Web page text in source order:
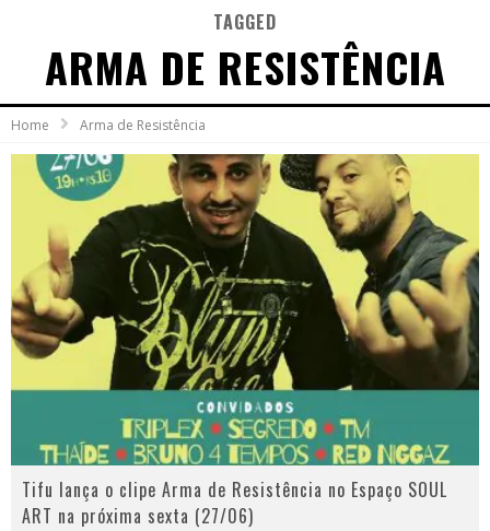
A subida da rampa é diferente!
Faça o bem! Mas, sem olhar a quem!?
Novo single de Arnaldo Tifu, “De Testa” explora brasilidade em sons, cores e símbolos
TAGGED
ARMA DE RESISTÊNCIA
Home Arma de Resistência
Tifu lança o clipe Arma de Resistência no Espaço SOUL
ART na próxima sexta (27/06)